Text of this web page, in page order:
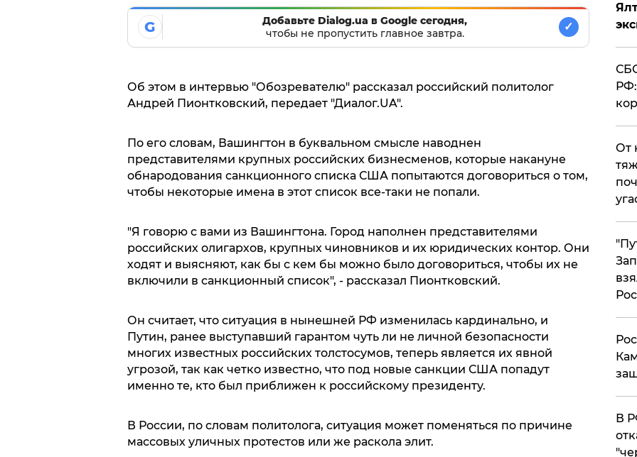
G
Добавьте Dialog.ua в Google сегодня,
чтобы не пропустить главное завтра.
✓
Об этом в интервью "Обозревателю" рассказал российский политолог
Андрей Пионтковский, передает "Диалог.UA".
По его словам, Вашингтон в буквальном смысле наводнен
представителями крупных российских бизнесменов, которые накануне
обнародования санкционного списка США попытаются договориться о том,
чтобы некоторые имена в этот список все-таки не попали.
"Я говорю с вами из Вашингтона. Город наполнен представителями
российских олигархов, крупных чиновников и их юридических контор. Они
ходят и выясняют, как бы с кем бы можно было договориться, чтобы их не
включили в санкционный список", - рассказал Пионтковский.
Он считает, что ситуация в нынешней РФ изменилась кардинально, и
Путин, ранее выступавший гарантом чуть ли не личной безопасности
многих известных российских толстосумов, теперь является их явной
угрозой, так как четко известно, что под новые санкции США попадут
именно те, кто был приближен к российскому президенту.
В России, по словам политолога, ситуация может поменяться по причине
массовых уличных протестов или же раскола элит.
От
​В